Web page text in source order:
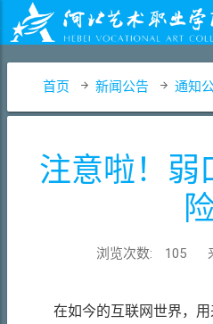
首页 新闻公告 通知
注意啦！弱
浏览次数: 105
在如今的互联网世界，